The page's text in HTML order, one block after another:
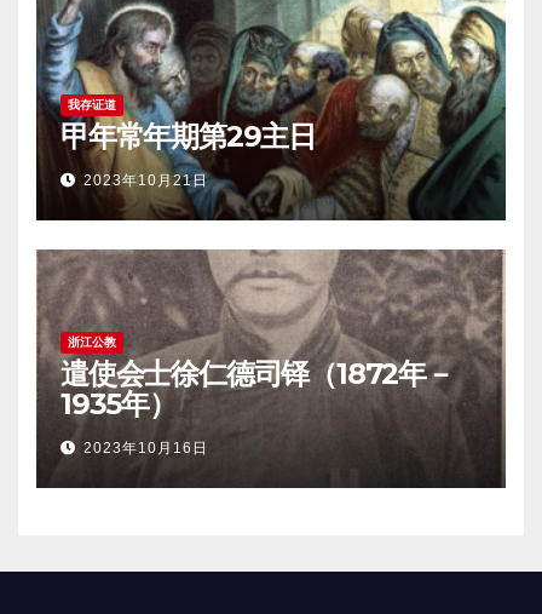
我存证道
甲年常年期第29主日
2023年10月21日
浙江公教
遣使会士徐仁德司铎（1872年－
1935年）
2023年10月16日